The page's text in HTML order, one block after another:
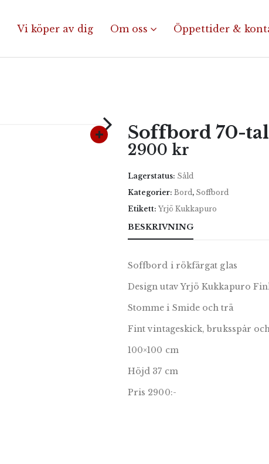
Vi köper av dig Om oss Öppettider &
Soffbord 70-tal
2900 kr
Lagerstatus: Såld
Kategorier: Bord, Soffbord
Etikett: Yrjö Kukkapuro
BESKRIVNING
Soffbord i rökfärgat glas
Design utav Yrjö Kukkapuro
Stomme i Smide och trä
Fint vintageskick, bruksspår
100×100 cm
Höjd 37 cm
Pris 2900:-